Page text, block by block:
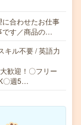
合わせたお仕事
です／商品の…
キル不要 / 英語力
歓迎！〇フリー
〇週5…